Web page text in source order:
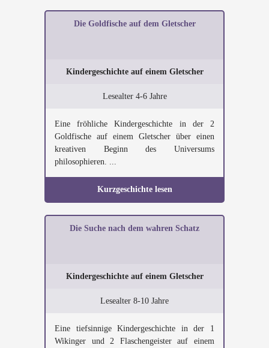
Die Goldfische auf dem Gletscher
Kindergeschichte auf einem Gletscher
Lesealter 4-6 Jahre
Eine fröhliche Kindergeschichte in der 2
Goldfische auf einem Gletscher über einen
kreativen Beginn des Universums
philosophieren. ...
Kurzgeschichte lesen
Die Suche nach dem wahren Schatz
Kindergeschichte auf einem Gletscher
Lesealter 8-10 Jahre
Eine tiefsinnige Kindergeschichte in der 1
Wikinger und 2 Flaschengeister auf einem